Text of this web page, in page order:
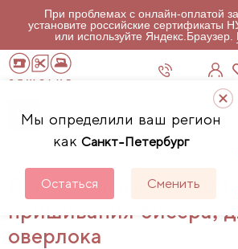
При проблемах с онлайн-оплатой
установите российские
или используйте Яндекс.Браузер.
Мы определили ваш регион
как Санкт-Петербург
Остаться Сменить
Аксессуары для
Лапка Aurora (AU-
пришивания бисера,
оверлока